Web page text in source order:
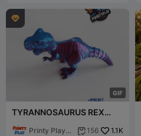
GIF

TYRANNOSAURUS REX
Printy Play
 156 1.1K